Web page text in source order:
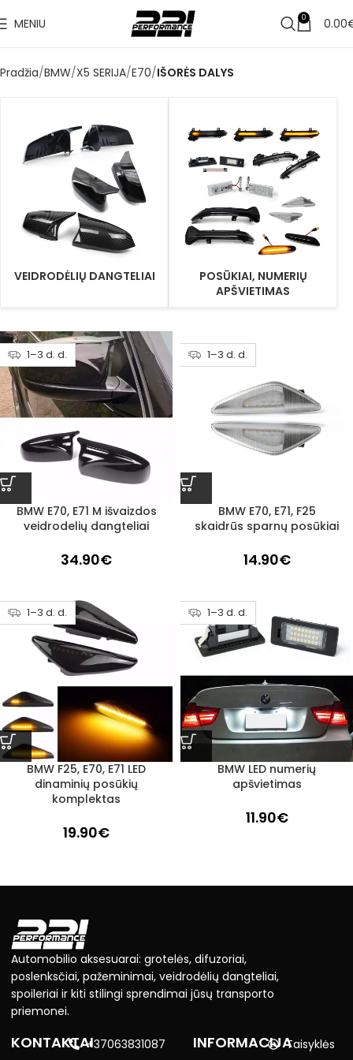
MENIU 0 0.00
Pradžia BMW X5 SERIJA E70 IŠORĖS DALYS
VEIDRODĖLIŲ DANGTELIAI
POSŪKIAI, NUMERIŲ
APŠVIETIMAS
1–3 d. d.
BMW E70, E71 M išvaizdos
veidrodelių dangteliai
34.90€
1–3 d. d.
BMW E70, E71, F25
skaidrūs sparnų posūkiai
14.90€
1–3 d. d.
BMW F25, E70, E71 LED
dinaminių posūkių
komplektas
19.90€
1–3 d. d.
BMW LED numerių
apšvietimas
11.90€
Automobilio aksesuarai: grotelės, difuzoriai,
poslenksčiai, pažeminimai, veidrodėlių dangteliai,
spoileriai ir kiti stilingi sprendimai jūsų transporto
priemonei.
KONTAKTAI+37063831087 INFORMACIJATaisyklės